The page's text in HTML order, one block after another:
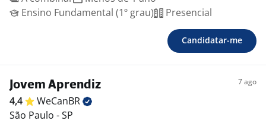
Ensino Fundamental (1º grau)
Presencial
Candidatar-me
Jovem Aprendiz 7 ago
4,4
WeCanBR
São Paulo - SP